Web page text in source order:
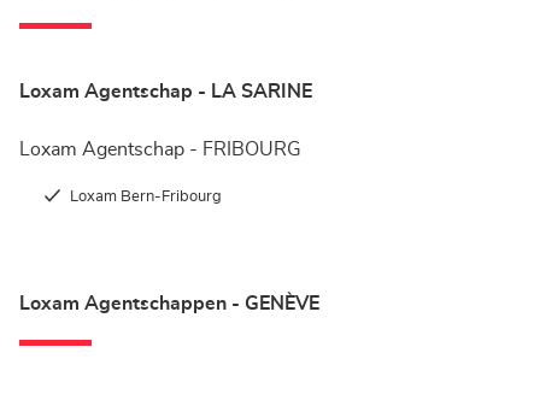
Loxam Agentschap - LA SARINE
Loxam Agentschap - FRIBOURG
Loxam Bern-Fribourg
Loxam Agentschappen - GENÈVE